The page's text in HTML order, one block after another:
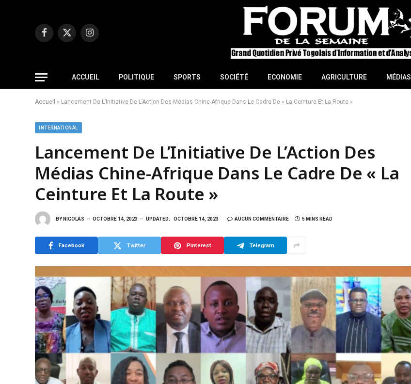
Facebook
X
Instagram
ACCUEIL POLITIQUE SPORTS SOCIÉTÉ ECONOMIE AGRICULTURE MÉDIAS
Accueil » Lancement De L’Initiative De L’Action Des Médias Chine-Afrique Dans Le Cadre De « La Ceinture Et La Route »
INTERNATIONAL
Lancement De L’Initiative De L’Action Des
Médias Chine-Afrique Dans Le Cadre De « La
Ceinture Et La Route »
BY NICOLAS OCTOBRE 14, 2023 UPDATED: OCTOBRE 14, 2023 AUCUN COMMENTAIRE 5 MINS READ
Facebook Twitter Pinterest Telegram